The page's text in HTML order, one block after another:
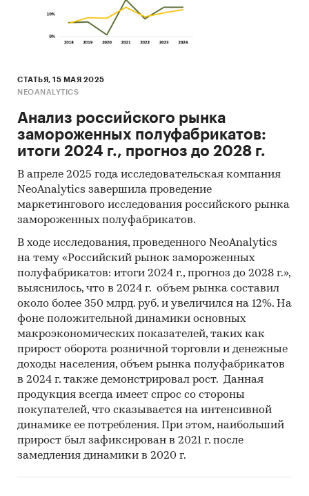
СТАТЬЯ, 15 МАЯ 2025
NEOANALYTICS
Анализ российского рынка
замороженных полуфабрикатов:
итоги 2024 г., прогноз до 2028 г.
В апреле 2025 года исследовательская компания
NeoAnalytics завершила проведение
маркетингового исследования российского рынка
замороженных полуфабрикатов.
В ходе исследования, проведенного NeoAnalytics
на тему «Российский рынок замороженных
полуфабрикатов: итоги 2024 г., прогноз до 2028 г.»,
выяснилось, что в 2024 г. объем рынка составил
около более 350 млрд. руб. и увеличился на 12%. На
фоне положительной динамики основных
макроэкономических показателей, таких как
прирост оборота розничной торговли и денежные
доходы населения, объем рынка полуфабрикатов
в 2024 г. также демонстрировал рост. Данная
продукция всегда имеет спрос со стороны
покупателей, что сказывается на интенсивной
динамике ее потребления. При этом, наибольший
прирост был зафиксирован в 2021 г. после
замедления динамики в 2020 г.